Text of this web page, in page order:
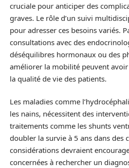
cruciale pour anticiper des
graves. Le rôle d’un suivi
pour adresser ces besoins variés.
consultations avec des
déséquilibres hormonaux ou des
améliorer la mobilité peuvent
la qualité de vie des patients.
Les maladies comme
les nains, nécessitent des
traitements comme les shunts
doubler la survie à 5 ans dans des
considérations devraient
concernées à rechercher un